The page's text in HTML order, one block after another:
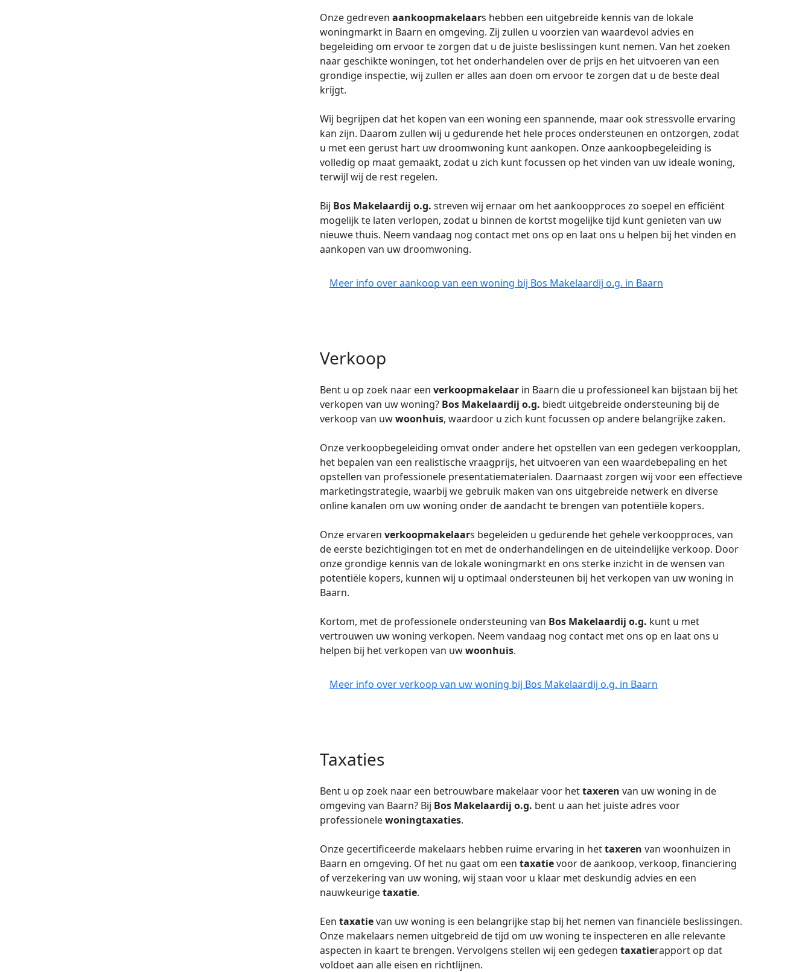
Onze gedreven aankoopmakelaars hebben een uitgebreide kennis van de lokale
woningmarkt in Baarn en omgeving. Zij zullen u voorzien van waardevol advies en
begeleiding om ervoor te zorgen dat u de juiste beslissingen kunt nemen. Van het zoeken
naar geschikte woningen, tot het onderhandelen over de prijs en het uitvoeren van een
grondige inspectie, wij zullen er alles aan doen om ervoor te zorgen dat u de beste deal
krijgt.
Wij begrijpen dat het kopen van een woning een spannende, maar ook stressvolle ervaring
kan zijn. Daarom zullen wij u gedurende het hele proces ondersteunen en ontzorgen, zodat
u met een gerust hart uw droomwoning kunt aankopen. Onze aankoopbegeleiding is
volledig op maat gemaakt, zodat u zich kunt focussen op het vinden van uw ideale woning,
terwijl wij de rest regelen.
Bij Bos Makelaardij o.g. streven wij ernaar om het aankoopproces zo soepel en efficiënt
mogelijk te laten verlopen, zodat u binnen de kortst mogelijke tijd kunt genieten van uw
nieuwe thuis. Neem vandaag nog contact met ons op en laat ons u helpen bij het vinden en
aankopen van uw droomwoning.
Meer info over aankoop van een woning bij Bos Makelaardij o.g. in Baarn
Verkoop
Bent u op zoek naar een verkoopmakelaar in Baarn die u professioneel kan bijstaan bij het
verkopen van uw woning? Bos Makelaardij o.g. biedt uitgebreide ondersteuning bij de
verkoop van uwwoonhuis, waardoor u zich kunt focussen op andere belangrijke zaken.
Onze verkoopbegeleiding omvat onder andere het opstellen van een gedegen verkoopplan,
het bepalen van een realistische vraagprijs, het uitvoeren van een waardebepaling en het
opstellen van professionele presentatiematerialen. Daarnaast zorgen wij voor een effectieve
marketingstrategie, waarbij we gebruik maken van ons uitgebreide netwerk en diverse
online kanalen om uw woning onder de aandacht te brengen van potentiële kopers.
Onze ervaren verkoopmakelaars begeleiden u gedurende het gehele verkoopproces, van
de eerste bezichtigingen tot en met de onderhandelingen en de uiteindelijke verkoop. Door
onze grondige kennis van de lokale woningmarkt en ons sterke inzicht in de wensen van
potentiële kopers, kunnen wij u optimaal ondersteunen bij het verkopen van uw woning in
Baarn.
Kortom, met de professionele ondersteuning van Bos Makelaardij o.g. kunt u met
vertrouwen uw woning verkopen. Neem vandaag nog contact met ons op en laat ons u
helpen bij het verkopen van uwwoonhuis.
Meer info over verkoop van uw woning bij Bos Makelaardij o.g. in Baarn
Taxaties
Bent u op zoek naar een betrouwbare makelaar voor hettaxeren van uw woning in de
omgeving van Baarn? Bij Bos Makelaardij o.g. bent u aan het juiste adres voor
professionelewoningtaxaties.
Onze gecertificeerde makelaars hebben ruime ervaring in hettaxeren van woonhuizen in
Baarn en omgeving. Of het nu gaat om een taxatievoor de aankoop, verkoop, financiering
of verzekering van uw woning, wij staan voor u klaar met deskundig advies en een
nauwkeurigetaxatie.
Een taxatievan uw woning is een belangrijke stap bij het nemen van financiële beslissingen.
Onze makelaars nemen uitgebreid de tijd om uw woning te inspecteren en alle relevante
aspecten in kaart te brengen. Vervolgens stellen wij een gedegen taxatierapport op dat
voldoet aan alle eisen en richtlijnen.